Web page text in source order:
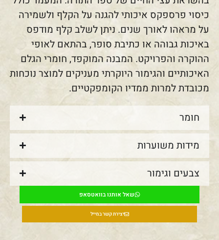
כיסוי פרספקס איכותי להגנה על הקלף ולשמירה
על מראהו לאורך שנים. ניתן לשלב קלף מודפס
באיכות גבוהה או כתיבת סופר, בהתאם לאופי
ההוקרה והפרויקט. המבנה המוקפד, חומרי הגלם
האיכותיים והגימור היוקרתי מעניקים למוצר נוכחות
מכובדת למרות ממדיו הקומפקטיים.
חומר
מידות משוערות
צבעים וגימור
שאל אותנו בוואטסאפ
יצירת קשר במייל